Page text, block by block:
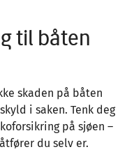
til båten
skaden på båten
i saken. Tenk deg
på sjøen –
du selv er.